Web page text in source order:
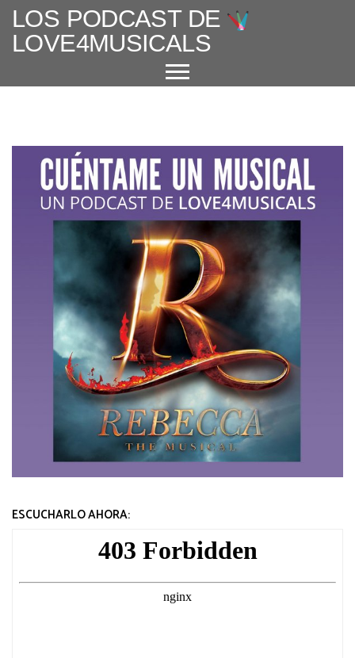
LOS PODCAST DE
LOVE4MUSICALS
CUÉNTAME UN MUSICAL
EL MUSICAL EN ESPAÑA
ENTREVISTAS
GRANDES AUTORES
PROTAGONISTAS
+ CINE X FAVOR
VARIOS
ESCUCHARLO AHORA: